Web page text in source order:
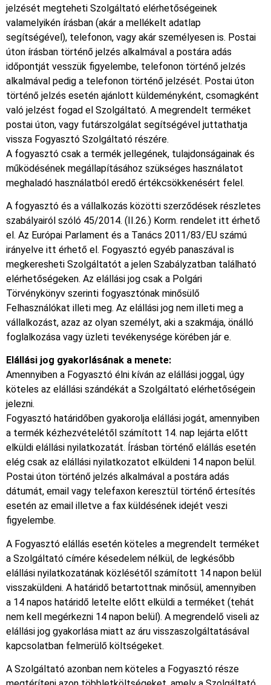
jelzését megteheti Szolgáltató elérhetőségeinek
valamelyikén írásban (akár a mellékelt adatlap
segítségével), telefonon, vagy akár személyesen is. Postai
úton írásban történő jelzés alkalmával a postára adás
időpontját vesszük figyelembe, telefonon történő jelzés
alkalmával pedig a telefonon történő jelzését. Postai úton
történő jelzés esetén ajánlott küldeményként, csomagként
való jelzést fogad el Szolgáltató. A megrendelt terméket
postai úton, vagy futárszolgálat segítségével juttathatja
vissza Fogyasztó Szolgáltató részére.
A fogyasztó csak a termék jellegének, tulajdonságainak és
működésének megállapításához szükséges használatot
meghaladó használatból eredő értékcsökkenésért felel.
A fogyasztó és a vállalkozás közötti szerződések részletes
szabályairól szóló 45/2014. (II.26.) Korm. rendelet itt érhető
el. Az Európai Parlament és a Tanács 2011/83/EU számú
irányelve itt érhető el. Fogyasztó egyéb panaszával is
megkeresheti Szolgáltatót a jelen Szabályzatban található
elérhetőségeken. Az elállási jog csak a Polgári
Törvénykönyv szerinti fogyasztónak minősülő
Felhasználókat illeti meg. Az elállási jog nem illeti meg a
vállalkozást, azaz az olyan személyt, aki a szakmája, önálló
foglalkozása vagy üzleti tevékenysége körében jár e.
Elállási jog gyakorlásának a menete:
Amennyiben a Fogyasztó élni kíván az elállási joggal, úgy
köteles az elállási szándékát a Szolgáltató elérhetőségein
jelezni.
Fogyasztó határidőben gyakorolja elállási jogát, amennyiben
a termék kézhezvételétől számított 14. nap lejárta előtt
elküldi elállási nyilatkozatát. Írásban történő elállás esetén
elég csak az elállási nyilatkozatot elküldeni 14 napon belül.
Postai úton történő jelzés alkalmával a postára adás
dátumát, email vagy telefaxon keresztül történő értesítés
esetén az email illetve a fax küldésének idejét veszi
figyelembe.
A Fogyasztó elállás esetén köteles a megrendelt terméket
a Szolgáltató címére késedelem nélkül, de legkésőbb
elállási nyilatkozatának közlésétől számított 14 napon belül
visszaküldeni. A határidő betartottnak minősül, amennyiben
a 14 napos határidő letelte előtt elküldi a terméket (tehát
nem kell megérkezni 14 napon belül). A megrendelő viseli az
elállási jog gyakorlása miatt az áru visszaszolgáltatásával
kapcsolatban felmerülő költségeket.
A Szolgáltató azonban nem köteles a Fogyasztó része